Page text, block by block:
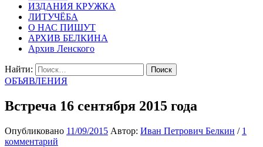
ИЗДАНИЯ КРУЖКА
ЛИТУЧЁБА
О НАС ПИШУТ
АРХИВ БЕЛКИНА
Архив Ленского
Найти:
ОБЪЯВЛЕНИЯ
Встреча 16 сентября 2015 года
Опубликовано 11/09/2015 Автор: Иван Петрович Белкин / 1
комментарий